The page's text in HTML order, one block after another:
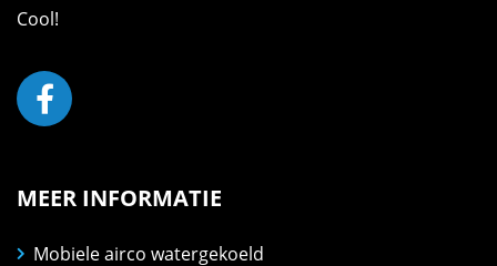
Cool!
MEER INFORMATIE
Mobiele airco watergekoeld